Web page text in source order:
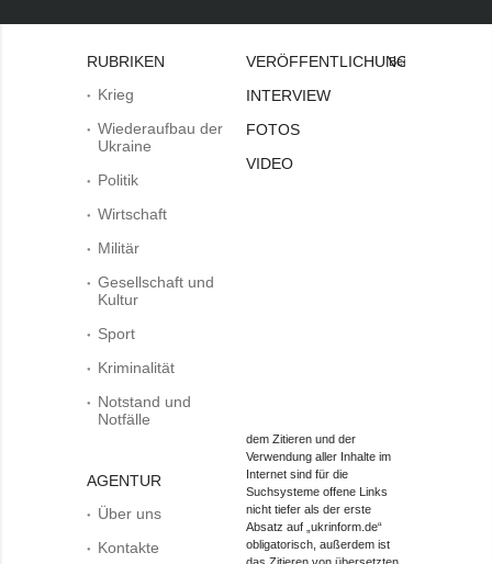
RUBRIKEN
Krieg
Wiederaufbau der
Ukraine
Politik
Wirtschaft
Militär
Gesellschaft und
Kultur
Sport
Kriminalität
Notstand und
Notfälle
AGENTUR
Über uns
Kontakte
VERÖFFENTLICHUNGEN
INTERVIEW
FOTOS
VIDEO
Bei
dem Zitieren und der
Verwendung aller Inhalte im
Internet sind für die
Suchsysteme offene Links
nicht tiefer als der erste
Absatz auf „ukrinform.de“
obligatorisch, außerdem ist